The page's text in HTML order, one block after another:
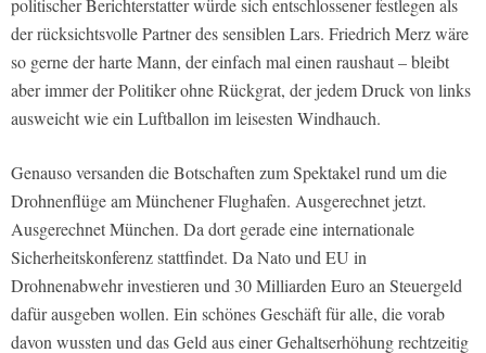
politischer Berichterstatter würde sich entschlossener festlegen als
der rücksichtsvolle Partner des sensiblen Lars. Friedrich Merz wäre
so gerne der harte Mann, der einfach mal einen raushaut – bleibt
aber immer der Politiker ohne Rückgrat, der jedem Druck von links
ausweicht wie ein Luftballon im leisesten Windhauch.
Genauso versanden die Botschaften zum Spektakel rund um die
Drohnenflüge am Münchener Flughafen. Ausgerechnet jetzt.
Ausgerechnet München. Da dort gerade eine internationale
Sicherheitskonferenz stattfindet. Da Nato und EU in
Drohnenabwehr investieren und 30 Milliarden Euro an Steuergeld
dafür ausgeben wollen. Ein schönes Geschäft für alle, die vorab
davon wussten und das Geld aus einer Gehaltserhöhung rechtzeitig